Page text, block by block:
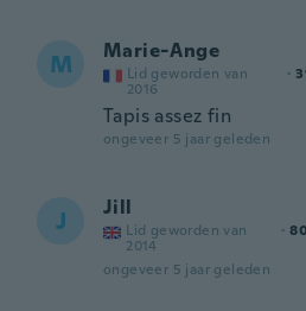
M Marie-Ange
Lid geworden van
2016
·
Tapis assez fin
ongeveer 5 jaar geleden
J Jill
Lid geworden van
2014
· 80
ongeveer 5 jaar geleden